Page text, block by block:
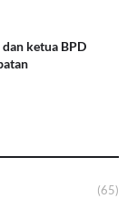
ketua BPD
(65)